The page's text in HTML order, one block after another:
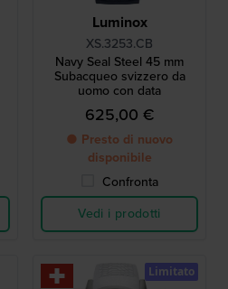
Luminox
XS.3253.CB
Navy Seal Steel 45 mm
Subacqueo svizzero da
uomo con data
625,00 €
● Presto di nuovo
disponibile
Confronta
Vedi i prodotti
Limitato